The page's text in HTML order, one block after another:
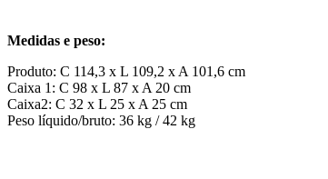
Medidas e peso:
Produto: C 114,3 x L 109,2 x A 101,6 cm
Caixa 1: C 98 x L 87 x A 20 cm
Caixa2: C 32 x L 25 x A 25 cm
Peso líquido/bruto: 36 kg / 42 kg